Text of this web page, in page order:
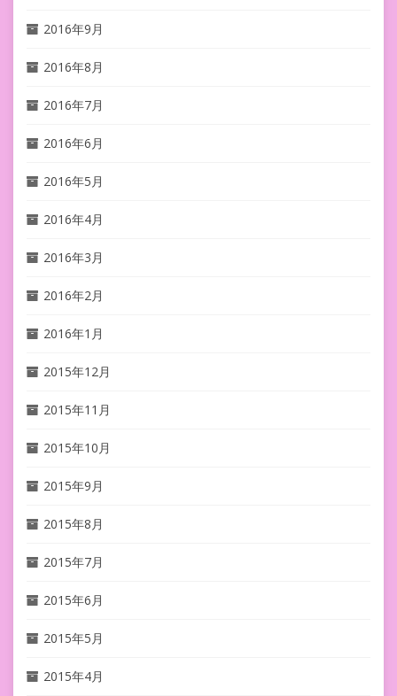
2016年9月
2016年8月
2016年7月
2016年6月
2016年5月
2016年4月
2016年3月
2016年2月
2016年1月
2015年12月
2015年11月
2015年10月
2015年9月
2015年8月
2015年7月
2015年6月
2015年5月
2015年4月